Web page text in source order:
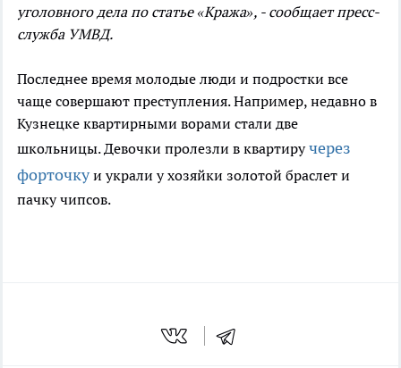
уголовного дела по статье «Кража», - сообщает пресс-
служба УМВД.
Последнее время молодые люди и подростки все
чаще совершают преступления. Например, недавно в
Кузнецке квартирными ворами стали две
школьницы. Девочки пролезли в квартиручерез
форточкуи украли у хозяйки золотой браслет и
пачку чипсов.